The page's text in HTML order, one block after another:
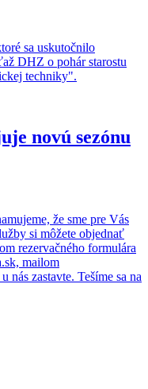
sa uskutočnilo
DHZ o pohár starostu
techniky".
novú sezónu
že sme pre Vás
si môžete objednať
rezervačného formulára
mailom
nás zastavte. Tešíme sa na